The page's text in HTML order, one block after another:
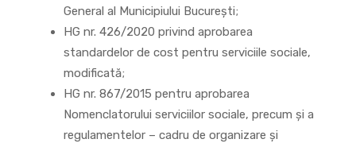
General al Municipiului București;
HG nr. 426/2020 privind aprobarea
standardelor de cost pentru serviciile sociale,
modificată;
HG nr. 867/2015 pentru aprobarea
Nomenclatorului serviciilor sociale, precum şi a
regulamentelor – cadru de organizare şi